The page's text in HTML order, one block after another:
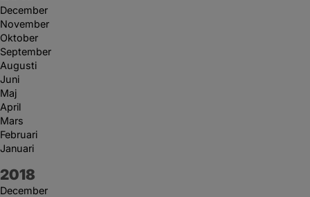
December
November
Oktober
September
Augusti
Juni
Maj
April
Mars
Februari
Januari
År:
2018
December